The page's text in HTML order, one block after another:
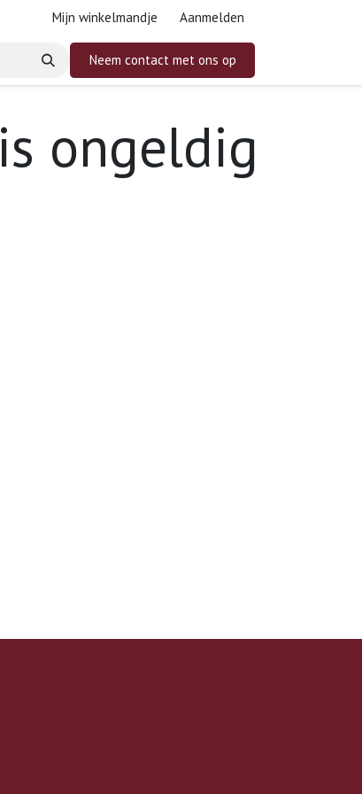
Mijn winkelmandje Aanmelden
Neem contact met ons op
ongeldig